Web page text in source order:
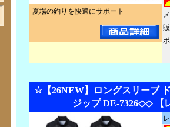
夏場の釣りを快適にサポート
☆【26NEW】ロングスリーブ
ジップ DE-7326◇◇ 【